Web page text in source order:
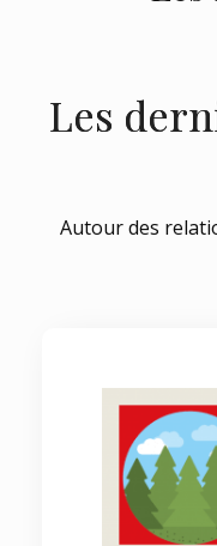
Les
Autour des